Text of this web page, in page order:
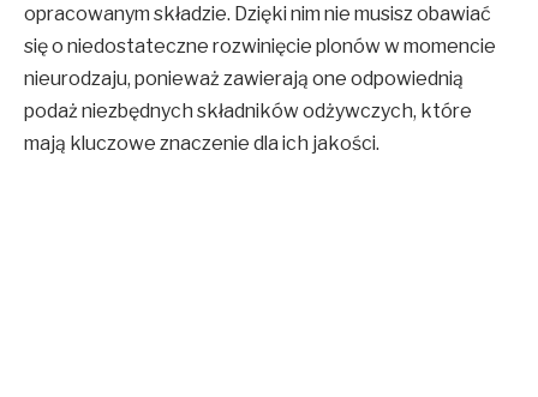
opracowanym składzie. Dzięki nim nie musisz obawiać
się o niedostateczne rozwinięcie plonów w momencie
nieurodzaju, ponieważ zawierają one odpowiednią
podaż niezbędnych składników odżywczych, które
mają kluczowe znaczenie dla ich jakości.